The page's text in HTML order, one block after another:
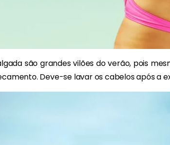
são grandes vilões do verão, pois
Deve-se lavar os cabelos após a